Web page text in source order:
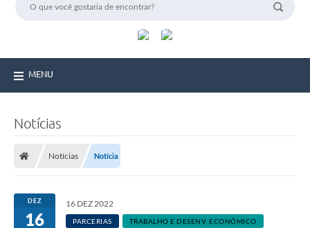
MENU
Notícias
Notícias Notícia
DEZ
16
16 DEZ 2022
PARCERIAS TRABALHO E DESENV. ECONÔMICO